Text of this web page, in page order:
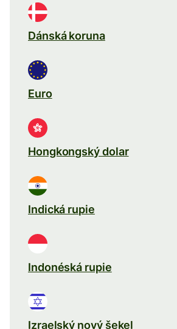
Dánská koruna
Euro
Hongkongský dolar
Indická rupie
Indonéská rupie
Izraelský nový šekel